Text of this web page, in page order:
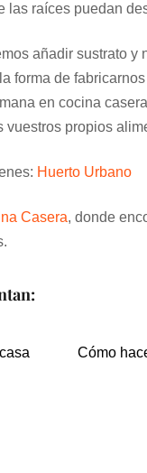
las raíces puedan
añadir sustrato
forma de
en cocina
vuestros propios
Huerto Urbano
Casera, donde
Cómo